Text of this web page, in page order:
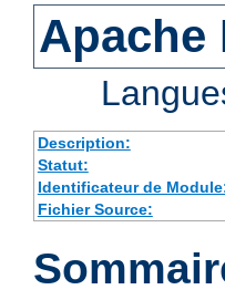
Apache
Description:
Statut:
Identificateur de
Fichier Source: